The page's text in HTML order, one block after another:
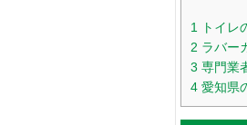
1 トイレ
2 ラバー
3 専門業
4 愛知県